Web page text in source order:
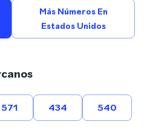
Más Números En
Estados Unidos
571 434 540